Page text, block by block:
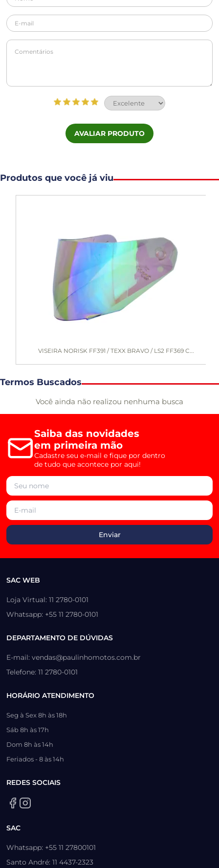
AVALIAR PRODUTO
Produtos que você já viu
VISEIRA NORISK FF391 / TEXX BRAVO / LS2 FF369 C...
Termos Buscados
Você ainda não realizou nenhuma busca
Saiba das novidades
em primeira mão
Cadastre seu e-mail e fique por dentro
de tudo que acontece por aqui!
SAC WEB
Loja Virtual: 11 2780-0101
Whatsapp: +55 11 2780-0101
DEPARTAMENTO DE DÚVIDAS
E-mail: vendas@paulinhomotos.com.br
Telefone: 11 2780-0101
HORÁRIO ATENDIMENTO
Seg à Sex 8h às 18h
Sáb 8h às 17h
Dom 8h às 14h
Feriados - 8 às 14h
REDES SOCIAIS
SAC
Whatsapp: +55 11 27800101
Santo André: 11 4437-2323